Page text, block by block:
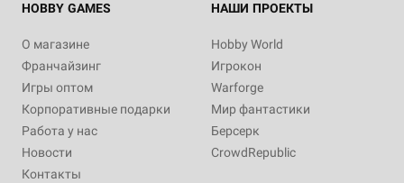
HOBBY GAMES
О магазине
Франчайзинг
Игры оптом
Корпоративные подарки
Работа у нас
Новости
Контакты
НАШИ ПРОЕКТЫ
Hobby World
Игрокон
Warforge
Мир фантастики
Берсерк
CrowdRepublic